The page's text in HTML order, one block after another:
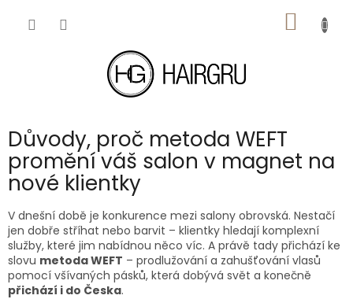
KOŠÍK
Důvody, proč metoda WEFT
promění váš salon v magnet na
nové klientky
V dnešní době je konkurence mezi salony obrovská. Nestačí
jen dobře stříhat nebo barvit – klientky hledají komplexní
služby, které jim nabídnou něco víc. A právě tady přichází ke
slovu metoda WEFT – prodlužování a zahušťování vlasů
pomocí všívaných pásků, která dobývá svět a konečně
přichází i do Česka.